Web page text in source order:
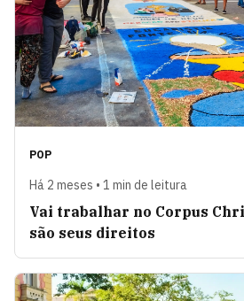
POP
Há 2 meses • 1 min de leitura
Vai trabalhar no Corpus
são seus direitos